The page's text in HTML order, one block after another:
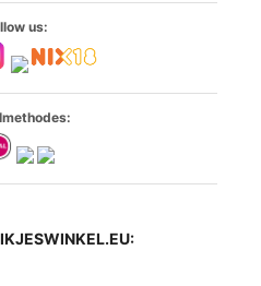
us: